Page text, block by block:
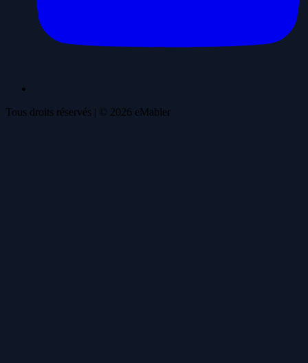
Tous droits réservés | © 2026 eMabler